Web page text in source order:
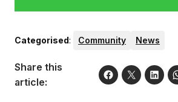
Categorised: Community News
Share this
article: